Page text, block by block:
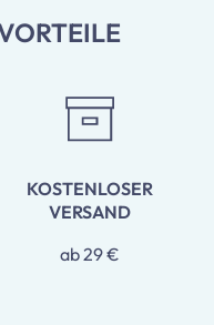
KOSTENLOSER
VERSAND
ab 29 €